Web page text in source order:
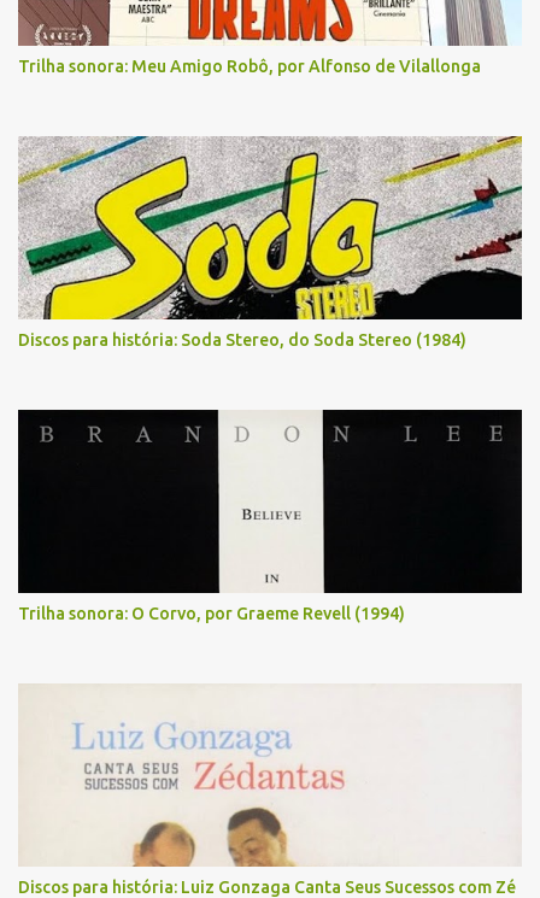
Trilha sonora: Meu Amigo Robô, por Alfonso de Vilallonga
Discos para história: Soda Stereo, do Soda Stereo (1984)
Trilha sonora: O Corvo, por Graeme Revell (1994)
Discos para história: Luiz Gonzaga Canta Seus Sucessos com Zé